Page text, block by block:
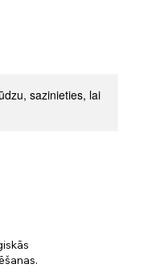
sazinieties, lai